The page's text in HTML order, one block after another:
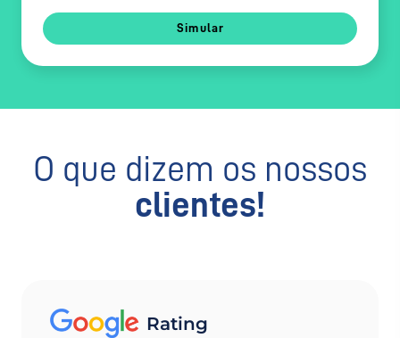
Simular
O que dizem os nossos
clientes!
Rating